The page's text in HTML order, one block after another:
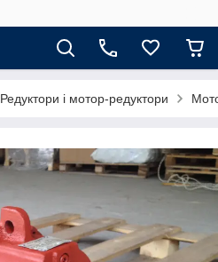
Редуктори і мотор-редуктори